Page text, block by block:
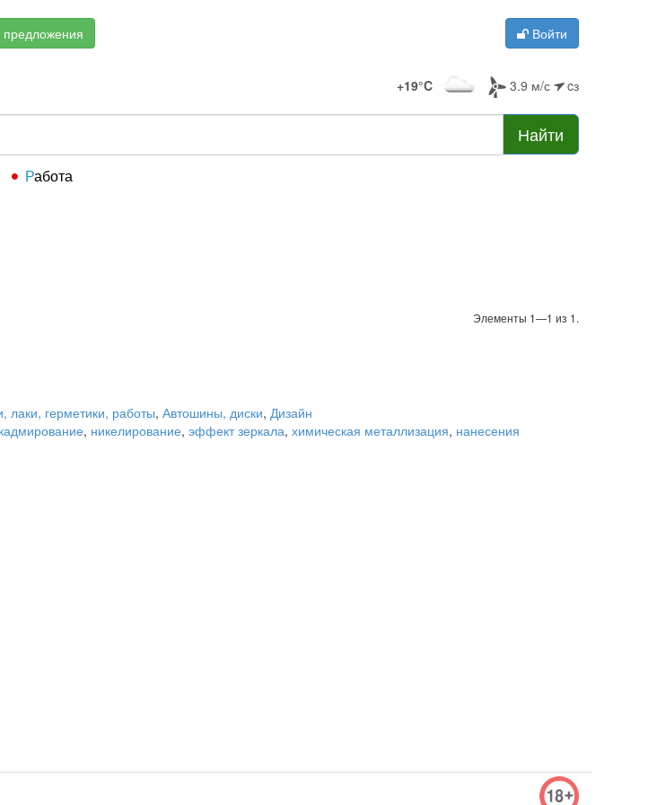
Войти
+19°C 3.9 м/с cз
Найти
Работа
Элементы 1—1 из 1.
лаки, герметики, работы, Автошины, диски, Дизайн
кадмирование, никелирование, эффект зеркала, химическая металлизация, нанесения